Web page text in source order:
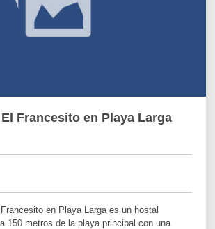
Francesito en Playa Larga
en Playa Larga es un hostal
150 metros de la playa principal con una